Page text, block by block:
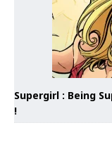
Supergirl : Being
!